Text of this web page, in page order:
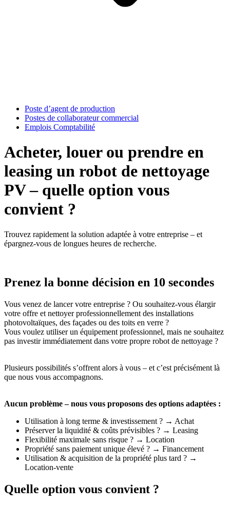
Poste d’agent de production
Postes de collaborateur commercial
Emplois Comptabilité
Acheter, louer ou prendre en
leasing un robot de nettoyage
PV – quelle option vous
convient ?
Trouvez rapidement la solution adaptée à votre entreprise – et
épargnez-vous de longues heures de recherche.
Prenez la bonne décision en 10 secondes
Vous venez de lancer votre entreprise ? Ou souhaitez-vous élargir
votre offre et nettoyer professionnellement des installations
photovoltaïques, des façades ou des toits en verre ?
Vous voulez utiliser un équipement professionnel, mais ne souhaitez
pas investir immédiatement dans votre propre robot de nettoyage ?
Plusieurs possibilités s’offrent alors à vous – et c’est précisément là
que nous vous accompagnons.
Aucun problème – nous vous proposons des options adaptées :
Utilisation à long terme & investissement ? → Achat
Préserver la liquidité & coûts prévisibles ? → Leasing
Flexibilité maximale sans risque ? → Location
Propriété sans paiement unique élevé ? → Financement
Utilisation & acquisition de la propriété plus tard ? →
Location-vente
Quelle option vous convient ?